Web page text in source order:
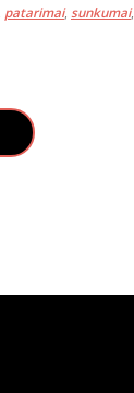
patarimai, sunkumai,